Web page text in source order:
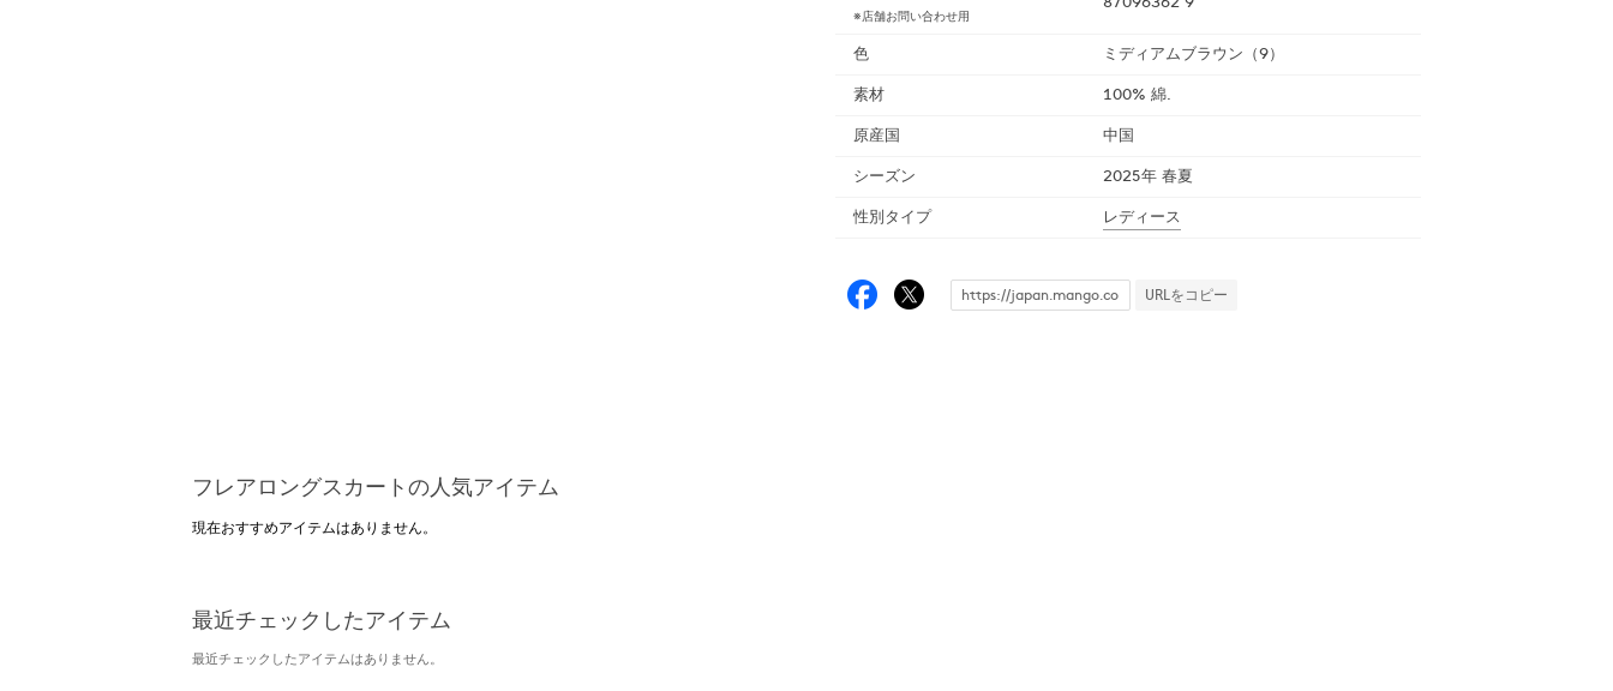
※店舗お問い合わせ用
色
ミディアムブラウン（9）
素材
100% 綿.
原産国
中国
シーズン
2025年 春夏
性別タイプ
レディース
URLをコピー
フレアロングスカートの人気アイテム
現在おすすめアイテムはありません。
最近チェックしたアイテム
最近チェックしたアイテムはありません。